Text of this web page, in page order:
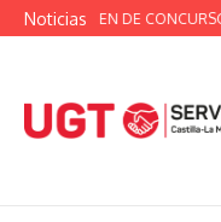
Saltar al contenido
Noticias
RESUMEN DE